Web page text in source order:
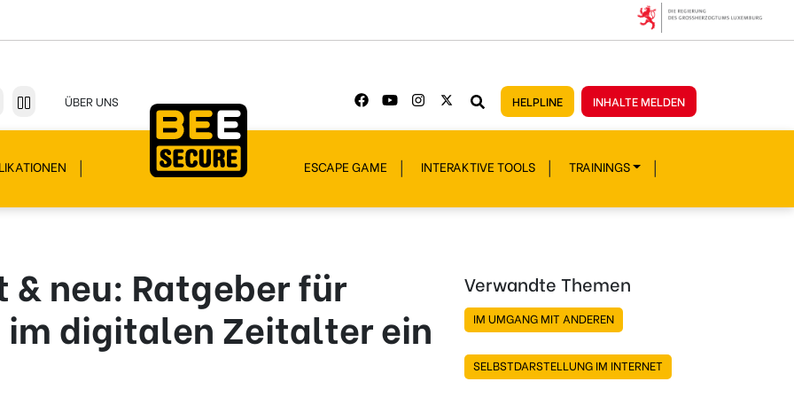
ÜBER UNS HELPLINE INHALTE MELDEN
ESCAPE GAME INTERAKTIVE TOOLS TRAININGS
neu: Ratgeber für
digitalen Zeitalter ein
Verwandte Themen
IM UMGANG MIT ANDEREN
SELBSTDARSTELLUNG IM INTERNET